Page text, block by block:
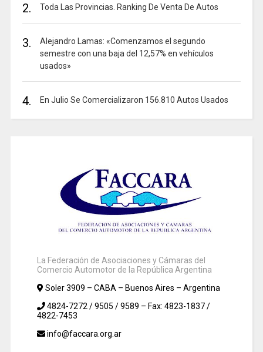
2. Toda Las Provincias. Ranking De Venta De Autos
3.
Alejandro Lamas: «Comenzamos el segundo
semestre con una baja del 12,57% en vehículos
usados»
4. En Julio Se Comercializaron 156.810 Autos Usados
La Federación de Asociaciones y Cámaras del
Comercio Automotor de la República Argentina
Soler 3909 – CABA – Buenos Aires – Argentina
4824-7272 / 9505 / 9589 – Fax: 4823-1837 /
4822-7453
info@faccara.org.ar